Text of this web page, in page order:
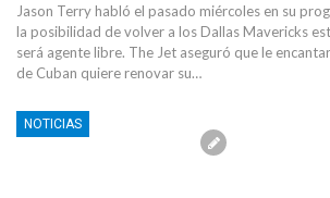
Jason Terry habló el pasado miércoles en su
la posibilidad de volver a los Dallas Mavericks
será agente libre. The Jet aseguró que le
de Cuban quiere renovar su…
NOTICIAS